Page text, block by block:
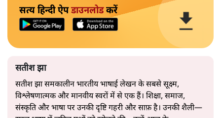
सत्य हिन्दी ऐपडाउनलोडकरें
सतीश झा
सतीश झा समकालीन भारतीय भाषाई लेखन के सबसे सूक्ष्म,
विश्लेषणात्मक और मानवीय स्वरों में से एक हैं। शिक्षा, समाज,
संस्कृति और भाषा पर उनकी दृष्टि गहरी और साफ़ है। उनकी शैली—